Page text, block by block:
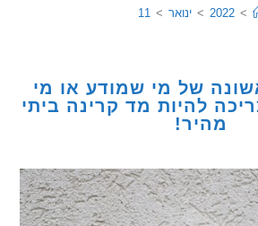
> ינואר >
11
מי שמודע או מי
מד קרינה ביתי